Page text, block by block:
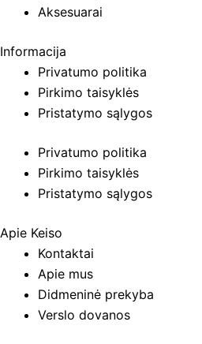
Aksesuarai
Informacija
Privatumo politika
Pirkimo taisyklės
Pristatymo sąlygos
Privatumo politika
Pirkimo taisyklės
Pristatymo sąlygos
Apie Keiso
Kontaktai
Apie mus
Didmeninė prekyba
Verslo dovanos